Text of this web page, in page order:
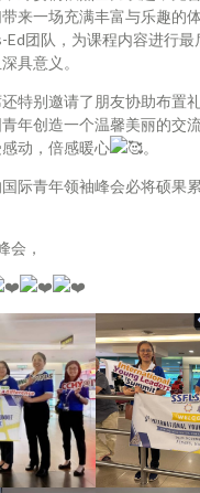
来一场充满丰富与乐趣的
团队，为课程内容进行最
具意义。
特别邀请了朋友协助布置
年创造一个温馨美丽的交
动，倍感暖心
。
际青年领袖峰会必将硕果
会，